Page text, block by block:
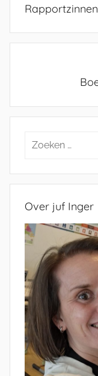
Zoeken
Over juf Inger